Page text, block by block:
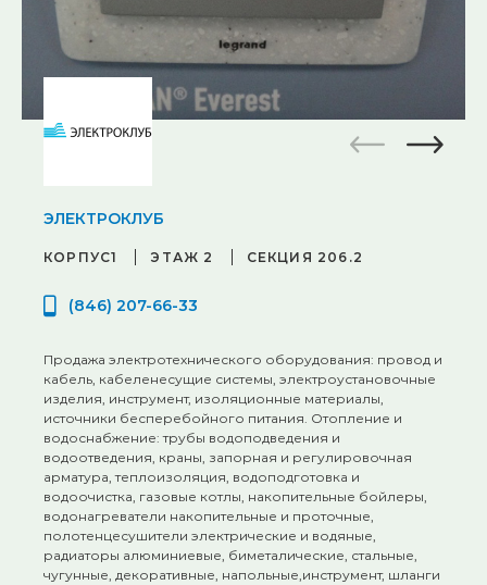
ЭЛЕКТРОКЛУБ
КОРПУС1 ЭТАЖ 2 СЕКЦИЯ 206.2
(846) 207-66-33
Продажа электротехнического оборудования: провод и
кабель, кабеленесущие системы, электроустановочные
изделия, инструмент, изоляционные материалы,
источники бесперебойного питания. Отопление и
водоснабжение: трубы водоподведения и
водоотведения, краны, запорная и регулировочная
арматура, теплоизоляция, водоподготовка и
водоочистка, газовые котлы, накопительные бойлеры,
водонагреватели накопительные и проточные,
полотенцесушители электрические и водяные,
радиаторы алюминиевые, биметалические, стальные,
чугунные, декоративные, напольные,инструмент, шланги